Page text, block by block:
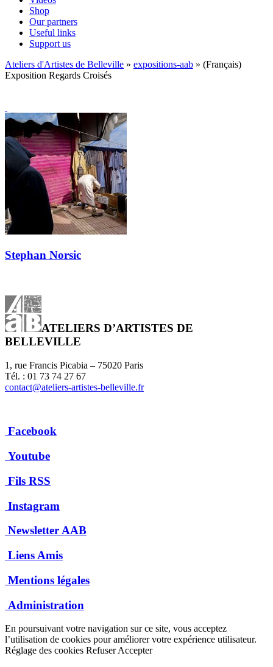
Shop
Our partners
Useful links
Support us
Ateliers d'Artistes de Belleville » expositions-aab » (Français)
Exposition Regards Croisés
Stephan Norsic
ATELIERS D’ARTISTES DE
BELLEVILLE
1, rue Francis Picabia – 75020 Paris
Tél. : 01 73 74 27 67
contact@ateliers-artistes-belleville.fr
Facebook
Youtube
Fils RSS
Instagram
Newsletter AAB
Liens Amis
Mentions légales
Administration
En poursuivant votre navigation sur ce site, vous acceptez
l’utilisation de cookies pour améliorer votre expérience utilisateur.
Réglage des cookies Refuser Accepter